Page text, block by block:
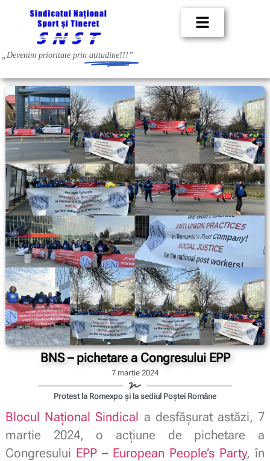
„Devenim prioritate prin atitudine!!!”
BNS – pichetare a Congresului EPP
7 martie 2024
Protest la Romexpo și la sediul Poștei Române
Blocul Național Sindical a desfășurat astăzi, 7
martie 2024, o acțiune de pichetare a
Congresului EPP – European People’s Party, în